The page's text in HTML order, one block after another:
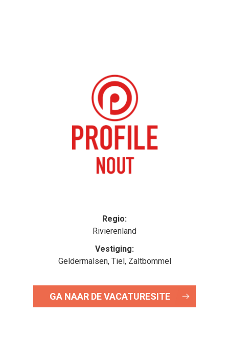
Regio:
Rivierenland
Vestiging:
Geldermalsen, Tiel, Zaltbommel
GA NAAR DE VACATURESITE